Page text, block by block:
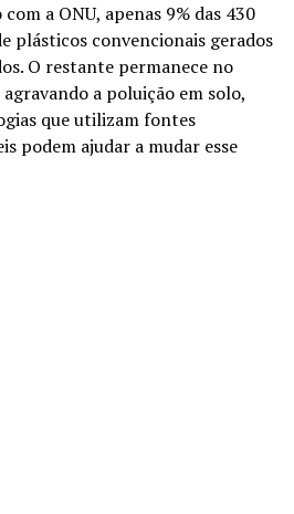
a ONU, apenas 9% das 430
plásticos convencionais gerados
O restante permanece no
a poluição em solo,
que utilizam fontes
podem ajudar a mudar esse